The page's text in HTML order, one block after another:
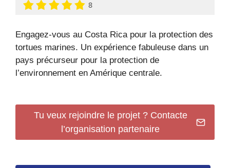
8
Engagez-vous au Costa Rica pour la protection des
tortues marines. Un expérience fabuleuse dans un
pays précurseur pour la protection de
l’environnement en Amérique centrale.
Tu veux rejoindre le projet ? Contacte
l’organisation partenaire